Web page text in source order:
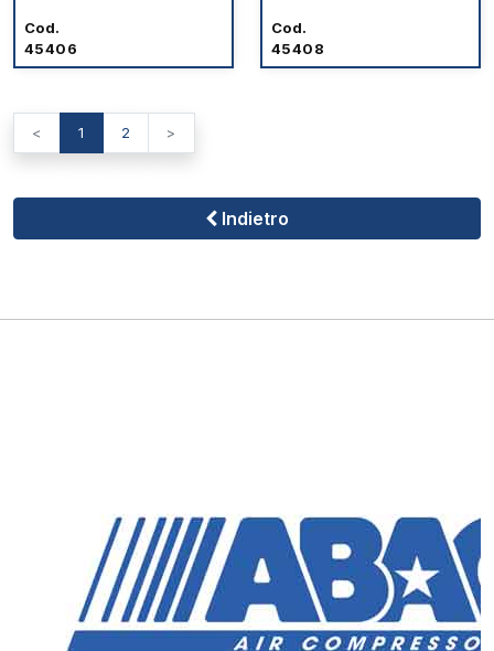
Indietro
Cod.
45406
RETTANGOLARE
Cod.
45408
< 1 2 >